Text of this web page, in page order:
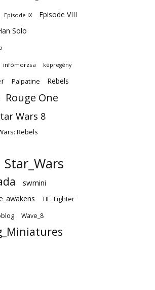
Episode IX Episode VIII
Solo
infómorzsa képregény
Palpatine
Rebels
Rouge One
Wars 8
Rebels
Star_Wars
swmini
TIE_Fighter
Wave_8